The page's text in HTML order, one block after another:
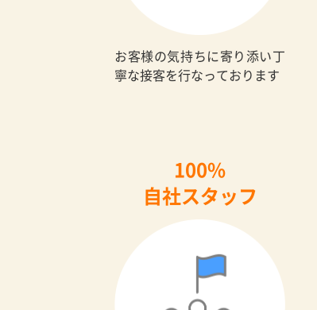
お客様の気持ちに寄り添い丁
寧な接客を行なっております
100%
自社スタッフ